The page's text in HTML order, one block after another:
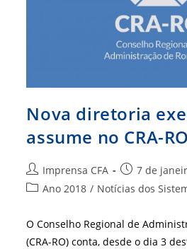
Nova diretoria
assume no CRA-RO
Autor
do
Imprensa CFA
Post
publicado:
7 de
Categoria
Ano 2018 / Notícias dos
O Conselho Regional de
(CRA-RO) conta, desde o dia 3